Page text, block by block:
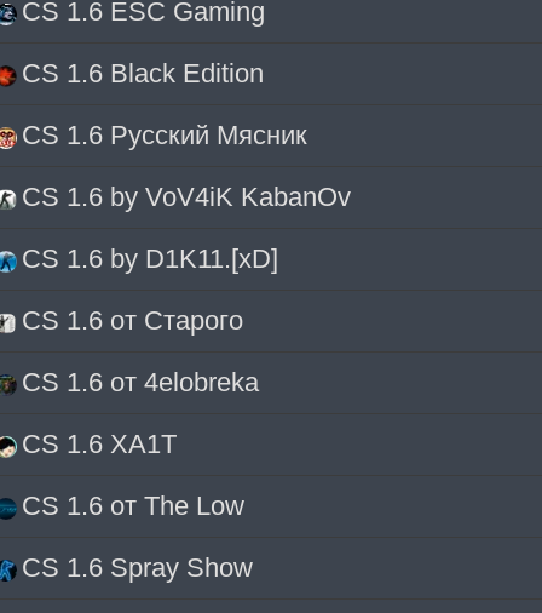
CS 1.6 ESC Gaming
CS 1.6 Black Edition
CS 1.6 Русский Мясник
CS 1.6 by VoV4iK KabanOv
CS 1.6 by D1K11.[xD]
CS 1.6 от Старого
CS 1.6 от 4elobreka
CS 1.6 XA1T
CS 1.6 от The Low
CS 1.6 Spray Show